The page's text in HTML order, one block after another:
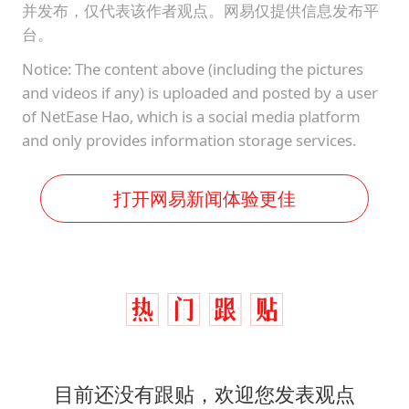
并发布，仅代表该作者观点。网易仅提供信息发布平
台。
Notice: The content above (including the pictures
and videos if any) is uploaded and posted by a user
of NetEase Hao, which is a social media platform
and only provides information storage services.
打开网易新闻体验更佳
目前还没有跟贴，欢迎您发表观点